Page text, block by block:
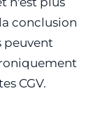
conclusion
peuvent
CGV.